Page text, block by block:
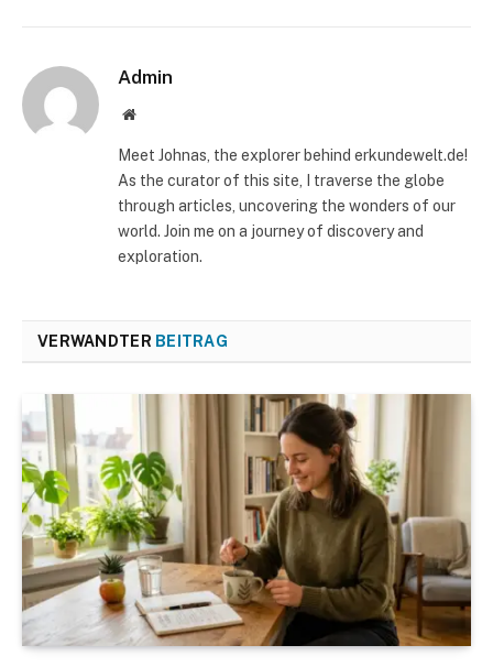
Admin
Website
Meet Johnas, the explorer behind erkundewelt.de!
As the curator of this site, I traverse the globe
through articles, uncovering the wonders of our
world. Join me on a journey of discovery and
exploration.
VERWANDTER BEITRAG